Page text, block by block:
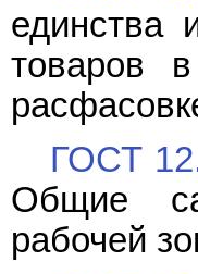
единства
товаров
ГОСТ
Общие
рабочей